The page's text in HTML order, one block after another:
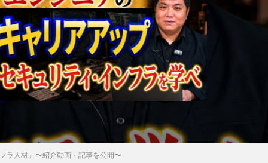
ラ人材』〜紹介動画・記事を公開〜